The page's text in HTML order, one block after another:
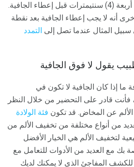
معينة من المخاض ، مثل أربعة (4) سنتيمترات قبل إعطاء الجافية.
أنه لا يجب إعطاء الجافية بعد نقطة
المثال عندما تصل إلى التمدد
يقول لا فوق الجافية
إذا كان الجافية لا تكون في
فأنت قادر على التحضير من خلال النظر
عن المخاض. قد تكون فئة الولادة
من أنواع مختلفة من تخفيف الألم من
لتخفيف الألم هي الخيار الأفضل
بك مع العديد من الأدوات للتعامل مع
المفاجئ الذي لا يمكنك لديك